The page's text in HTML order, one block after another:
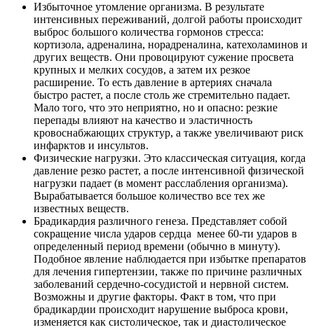
Избыточное утомление организма. В результате
интенсивных переживаний, долгой работы происходит
выброс большого количества гормонов стресса:
кортизола, адреналина, норадреналина, катехоламинов и
других веществ. Они провоцируют сужение просвета
крупных и мелких сосудов, а затем их резкое
расширение. То есть давление в артериях сначала
быстро растет, а после столь же стремительно падает.
Мало того, что это неприятно, но и опасно: резкие
перепады влияют на качество и эластичность
кровоснабжающих структур, а также увеличивают риск
инфарктов и инсультов.
Физические нагрузки. Это классическая ситуация, когда
давление резко растет, а после интенсивной физической
нагрузки падает (в момент расслабления организма).
Вырабатывается большое количество все тех же
известных веществ.
Брадикардия различного генеза. Представляет собой
сокращение числа ударов сердца менее 60-ти ударов в
определенный период времени (обычно в минуту).
Подобное явление наблюдается при избытке препаратов
для лечения гипертензии, также по причине различных
заболеваний сердечно-сосудистой и нервной систем.
Возможны и другие факторы. Факт в том, что при
брадикардии происходит нарушение выброса крови,
изменяется как систолическое, так и диастолическое